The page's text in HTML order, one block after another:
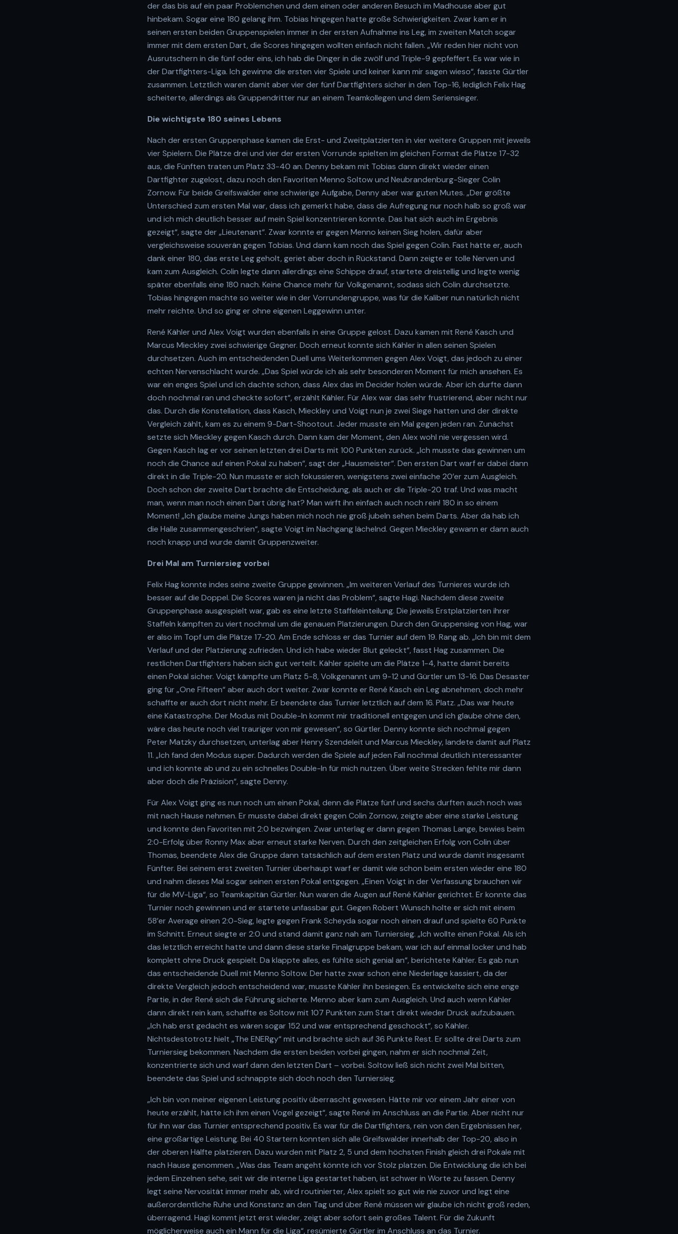
der das bis auf ein paar Problemchen und dem einen oder anderen Besuch im Madhouse aber gut
hinbekam. Sogar eine 180 gelang ihm. Tobias hingegen hatte große Schwierigkeiten. Zwar kam er in
seinen ersten beiden Gruppenspielen immer in der ersten Aufnahme ins Leg, im zweiten Match sogar
immer mit dem ersten Dart, die Scores hingegen wollten einfach nicht fallen. „Wir reden hier nicht von
Ausrutschern in die fünf oder eins, ich hab die Dinger in die zwölf und Triple-9 gepfeffert. Es war wie in
der Dartfighters-Liga. Ich gewinne die ersten vier Spiele und keiner kann mir sagen wieso“, fasste Gürtler
zusammen. Letztlich waren damit aber vier der fünf Dartfighters sicher in den Top-16, lediglich Felix Hag
scheiterte, allerdings als Gruppendritter nur an einem Teamkollegen und dem Seriensieger.
Die wichtigste 180 seines Lebens
Nach der ersten Gruppenphase kamen die Erst- und Zweitplatzierten in vier weitere Gruppen mit jeweils
vier Spielern. Die Plätze drei und vier der ersten Vorrunde spielten im gleichen Format die Plätze 17-32
aus, die Fünften traten um Platz 33-40 an. Denny bekam mit Tobias dann direkt wieder einen
Dartfighter zugelost, dazu noch den Favoriten Menno Soltow und Neubrandenburg-Sieger Colin
Zornow. Für beide Greifswalder eine schwierige Aufgabe, Denny aber war guten Mutes. „Der größte
Unterschied zum ersten Mal war, dass ich gemerkt habe, dass die Aufregung nur noch halb so groß war
und ich mich deutlich besser auf mein Spiel konzentrieren konnte. Das hat sich auch im Ergebnis
gezeigt“, sagte der „Lieutenant“. Zwar konnte er gegen Menno keinen Sieg holen, dafür aber
vergleichsweise souverän gegen Tobias. Und dann kam noch das Spiel gegen Colin. Fast hätte er, auch
dank einer 180, das erste Leg geholt, geriet aber doch in Rückstand. Dann zeigte er tolle Nerven und
kam zum Ausgleich. Colin legte dann allerdings eine Schippe drauf, startete dreistellig und legte wenig
später ebenfalls eine 180 nach. Keine Chance mehr für Volkgenannt, sodass sich Colin durchsetzte.
Tobias hingegen machte so weiter wie in der Vorrundengruppe, was für die Kaliber nun natürlich nicht
mehr reichte. Und so ging er ohne eigenen Leggewinn unter.
René Kähler und Alex Voigt wurden ebenfalls in eine Gruppe gelost. Dazu kamen mit René Kasch und
Marcus Mieckley zwei schwierige Gegner. Doch erneut konnte sich Kähler in allen seinen Spielen
durchsetzen. Auch im entscheidenden Duell ums Weiterkommen gegen Alex Voigt, das jedoch zu einer
echten Nervenschlacht wurde. „Das Spiel würde ich als sehr besonderen Moment für mich ansehen. Es
war ein enges Spiel und ich dachte schon, dass Alex das im Decider holen würde. Aber ich durfte dann
doch nochmal ran und checkte sofort“, erzählt Kähler. Für Alex war das sehr frustrierend, aber nicht nur
das. Durch die Konstellation, dass Kasch, Mieckley und Voigt nun je zwei Siege hatten und der direkte
Vergleich zählt, kam es zu einem 9-Dart-Shootout. Jeder musste ein Mal gegen jeden ran. Zunächst
setzte sich Mieckley gegen Kasch durch. Dann kam der Moment, den Alex wohl nie vergessen wird.
Gegen Kasch lag er vor seinen letzten drei Darts mit 100 Punkten zurück. „Ich musste das gewinnen um
noch die Chance auf einen Pokal zu haben“, sagt der „Hausmeister“. Den ersten Dart warf er dabei dann
direkt in die Triple-20. Nun musste er sich fokussieren, wenigstens zwei einfache 20’er zum Ausgleich.
Doch schon der zweite Dart brachte die Entscheidung, als auch er die Triple-20 traf. Und was macht
man, wenn man noch einen Dart übrig hat? Man wirft ihn einfach auch noch rein! 180 in so einem
Moment! „Ich glaube meine Jungs haben mich noch nie groß jubeln sehen beim Darts. Aber da hab ich
die Halle zusammengeschrien“, sagte Voigt im Nachgang lächelnd. Gegen Mieckley gewann er dann auch
noch knapp und wurde damit Gruppenzweiter.
Drei Mal am Turniersieg vorbei
Felix Hag konnte indes seine zweite Gruppe gewinnen. „Im weiteren Verlauf des Turnieres wurde ich
besser auf die Doppel. Die Scores waren ja nicht das Problem“, sagte Hagi. Nachdem diese zweite
Gruppenphase ausgespielt war, gab es eine letzte Staffeleinteilung. Die jeweils Erstplatzierten ihrer
Staffeln kämpften zu viert nochmal um die genauen Platzierungen. Durch den Gruppensieg von Hag, war
er also im Topf um die Plätze 17-20. Am Ende schloss er das Turnier auf dem 19. Rang ab. „Ich bin mit dem
Verlauf und der Platzierung zufrieden. Und ich habe wieder Blut geleckt“, fasst Hag zusammen. Die
restlichen Dartfighters haben sich gut verteilt. Kähler spielte um die Plätze 1-4, hatte damit bereits
einen Pokal sicher. Voigt kämpfte um Platz 5-8, Volkgenannt um 9-12 und Gürtler um 13-16. Das Desaster
ging für „One Fifteen“ aber auch dort weiter. Zwar konnte er René Kasch ein Leg abnehmen, doch mehr
schaffte er auch dort nicht mehr. Er beendete das Turnier letztlich auf dem 16. Platz. „Das war heute
eine Katastrophe. Der Modus mit Double-In kommt mir traditionell entgegen und ich glaube ohne den,
wäre das heute noch viel trauriger von mir gewesen“, so Gürtler. Denny konnte sich nochmal gegen
Peter Matzky durchsetzen, unterlag aber Henry Szendeleit und Marcus Mieckley, landete damit auf Platz
11. „Ich fand den Modus super. Dadurch werden die Spiele auf jeden Fall nochmal deutlich interessanter
und ich konnte ab und zu ein schnelles Double-In für mich nutzen. Über weite Strecken fehlte mir dann
aber doch die Präzision“, sagte Denny.
Für Alex Voigt ging es nun noch um einen Pokal, denn die Plätze fünf und sechs durften auch noch was
mit nach Hause nehmen. Er musste dabei direkt gegen Colin Zornow, zeigte aber eine starke Leistung
und konnte den Favoriten mit 2:0 bezwingen. Zwar unterlag er dann gegen Thomas Lange, bewies beim
2:0-Erfolg über Ronny Max aber erneut starke Nerven. Durch den zeitgleichen Erfolg von Colin über
Thomas, beendete Alex die Gruppe dann tatsächlich auf dem ersten Platz und wurde damit insgesamt
Fünfter. Bei seinem erst zweiten Turnier überhaupt warf er damit wie schon beim ersten wieder eine 180
und nahm dieses Mal sogar seinen ersten Pokal entgegen. „Einen Voigt in der Verfassung brauchen wir
für die MV-Liga“, so Teamkapitän Gürtler. Nun waren die Augen auf René Kähler gerichtet. Er konnte das
Turnier noch gewinnen und er startete unfassbar gut. Gegen Robert Wunsch holte er sich mit einem
58’er Average einen 2:0-Sieg, legte gegen Frank Scheyda sogar noch einen drauf und spielte 60 Punkte
im Schnitt. Erneut siegte er 2:0 und stand damit ganz nah am Turniersieg. „Ich wollte einen Pokal. Als ich
das letztlich erreicht hatte und dann diese starke Finalgruppe bekam, war ich auf einmal locker und hab
komplett ohne Druck gespielt. Da klappte alles, es fühlte sich genial an“, berichtete Kähler. Es gab nun
das entscheidende Duell mit Menno Soltow. Der hatte zwar schon eine Niederlage kassiert, da der
direkte Vergleich jedoch entscheidend war, musste Kähler ihn besiegen. Es entwickelte sich eine enge
Partie, in der René sich die Führung sicherte. Menno aber kam zum Ausgleich. Und auch wenn Kähler
dann direkt rein kam, schaffte es Soltow mit 107 Punkten zum Start direkt wieder Druck aufzubauen.
„Ich hab erst gedacht es wären sogar 152 und war entsprechend geschockt“, so Kähler.
Nichtsdestotrotz hielt „The ENERgy“ mit und brachte sich auf 36 Punkte Rest. Er sollte drei Darts zum
Turniersieg bekommen. Nachdem die ersten beiden vorbei gingen, nahm er sich nochmal Zeit,
konzentrierte sich und warf dann den letzten Dart – vorbei. Soltow ließ sich nicht zwei Mal bitten,
beendete das Spiel und schnappte sich doch noch den Turniersieg.
„Ich bin von meiner eigenen Leistung positiv überrascht gewesen. Hätte mir vor einem Jahr einer von
heute erzählt, hätte ich ihm einen Vogel gezeigt“, sagte René im Anschluss an die Partie. Aber nicht nur
für ihn war das Turnier entsprechend positiv. Es war für die Dartfighters, rein von den Ergebnissen her,
eine großartige Leistung. Bei 40 Startern konnten sich alle Greifswalder innerhalb der Top-20, also in
der oberen Hälfte platzieren. Dazu wurden mit Platz 2, 5 und dem höchsten Finish gleich drei Pokale mit
nach Hause genommen. „Was das Team angeht könnte ich vor Stolz platzen. Die Entwicklung die ich bei
jedem Einzelnen sehe, seit wir die interne Liga gestartet haben, ist schwer in Worte zu fassen. Denny
legt seine Nervosität immer mehr ab, wird routinierter, Alex spielt so gut wie nie zuvor und legt eine
außerordentliche Ruhe und Konstanz an den Tag und über René müssen wir glaube ich nicht groß reden,
überragend. Hagi kommt jetzt erst wieder, zeigt aber sofort sein großes Talent. Für die Zukunft
möglicherweise auch ein Mann für die Liga“, resümierte Gürtler im Anschluss an das Turnier.